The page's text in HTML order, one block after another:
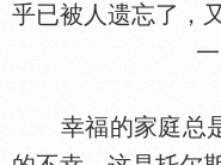
乎已被人遗忘了，
幸福的家庭总是